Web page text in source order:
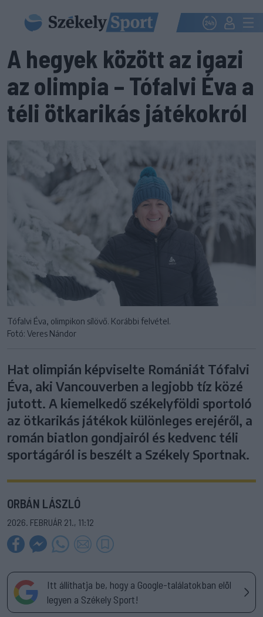
A hegyek között az igazi
az olimpia – Tófalvi Éva a
téli ötkarikás játékokról
Tófalvi Éva, olimpikon sílövő. Korábbi felvétel.
Fotó: Veres Nándor
Hat olimpián képviselte Romániát Tófalvi
Éva, aki Vancouverben a legjobb tíz közé
jutott. A kiemelkedő székelyföldi sportoló
az ötkarikás játékok különleges erejéről, a
román biatlon gondjairól és kedvenc téli
sportágáról is beszélt a Székely Sportnak.
ORBÁN LÁSZLÓ
2026. FEBRUÁR 21., 11:12
Itt állíthatja be, hogy a Google-találatokban elöl
legyen a Székely Sport!